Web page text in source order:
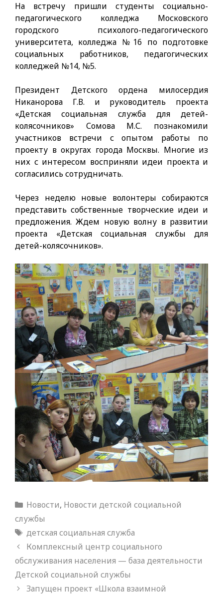
На встречу пришли студенты социально-
педагогического колледжа Московского
городского психолого-педагогического
университета, колледжа №16 по подготовке
социальных работников, педагогических
колледжей №14, №5.
Президент Детского ордена милосердия
Никанорова Г.В. и руководитель проекта
«Детская социальная служба для детей-
колясочников» Сомова М.С. познакомили
участников встречи с опытом работы по
проекту в округах города Москвы. Многие из
них с интересом восприняли идеи проекта и
согласились сотрудничать.
Через неделю новые волонтеры собираются
представить собственные творческие идеи и
предложения. Ждем новую волну в развитии
проекта «Детская социальная службы для
детей-колясочников».
Рубрики
Новости, Новости детской социальной
службы
Метки
детская социальная служба
Комплексный центр социального
обслуживания населения — база деятельности
Детской социальной службы
Запущен проект «Школа взаимной